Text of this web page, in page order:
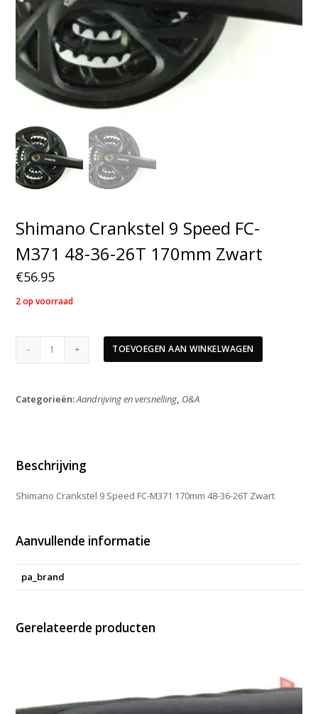
Shimano Crankstel 9 Speed FC-
M371 48-36-26T 170mm Zwart
€56.95
2 op voorraad
Shimano
FC-
26T
Zwart
TOEVOEGEN AAN WINKELWAGEN
Categorieën:Aandrijving en versnelling, O&A
Beschrijving
Shimano Crankstel 9 Speed FC-M371 170mm 48-36-26T Zwart
Aanvullende informatie
pa_brand
Gerelateerde producten